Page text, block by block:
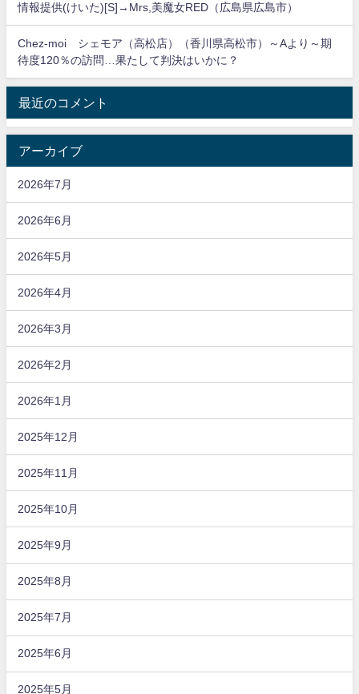
情報提供(けいた)[S]→Mrs,美魔女RED（広島県広島市）
Chez-moi シェモア（高松店）（香川県高松市）～Aより～期
待度120％の訪問…果たして判決はいかに？
最近のコメント
アーカイブ
2026年7月
2026年6月
2026年5月
2026年4月
2026年3月
2026年2月
2026年1月
2025年12月
2025年11月
2025年10月
2025年9月
2025年8月
2025年7月
2025年6月
2025年5月